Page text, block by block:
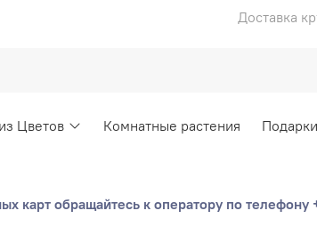
Доставка
Цветов Комнатные растения
карт обращайтесь к оператору по